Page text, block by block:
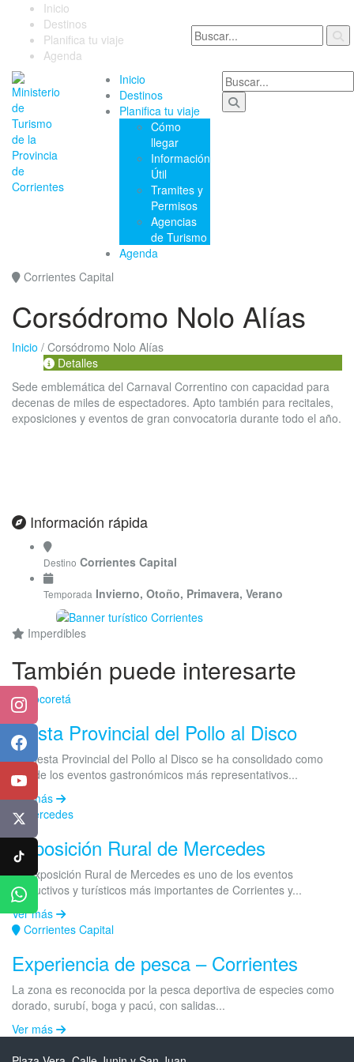
Instagram
Facebook
YouTube
X
TikTok
WhatsApp
Inicio
Destinos
Planifica tu viaje
Agenda
Inicio
Destinos
Planifica tu viaje
Cómo
llegar
Información
Útil
Tramites y
Permisos
Agencias
de Turismo
Agenda
Corrientes Capital
Corsódromo Nolo Alías
Inicio / Corsódromo Nolo Alías
Detalles
Sede emblemática del Carnaval Correntino con capacidad para
decenas de miles de espectadores. Apto también para recitales,
exposiciones y eventos de gran convocatoria durante todo el año.
Información rápida
Destino Corrientes Capital
Temporada Invierno, Otoño, Primavera, Verano
Imperdibles
También puede interesarte
Mocoretá
Fiesta Provincial del Pollo al Disco
La Fiesta Provincial del Pollo al Disco se ha consolidado como
uno de los eventos gastronómicos más representativos...
Ver más
Mercedes
Exposición Rural de Mercedes
La Exposición Rural de Mercedes es uno de los eventos
productivos y turísticos más importantes de Corrientes y...
Ver más
Corrientes Capital
Experiencia de pesca – Corrientes
La zona es reconocida por la pesca deportiva de especies como
dorado, surubí, boga y pacú, con salidas...
Ver más